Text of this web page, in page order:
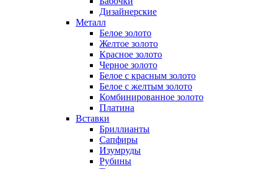
Дизайнерские
Металл
Белое золото
Желтое золото
Красное золото
Черное золото
Белое с красным золото
Белое с желтым золото
Комбинированное золото
Платина
Вставки
Бриллианты
Сапфиры
Изумруды
Рубины